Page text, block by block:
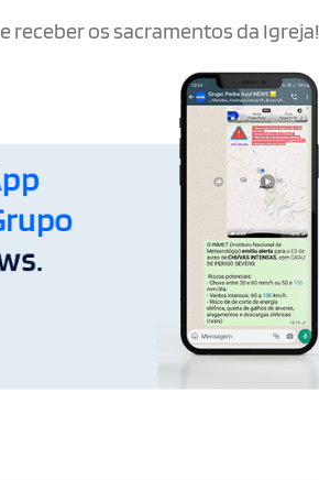
receber os sacramentos da Igreja!